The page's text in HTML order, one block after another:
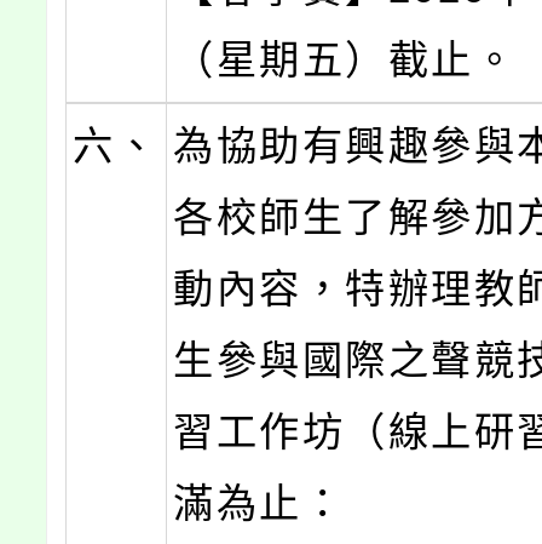
（星期五）截止。
六、
為協助有興趣參與
各校師生了解參加
動內容，特辦理教
生參與國際之聲競
習工作坊（線上研
滿為止：